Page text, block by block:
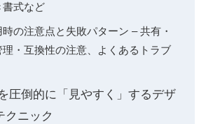
書式など
の注意点と失敗パターン – 共有・
・互換性の注意、よくあるトラブ
圧倒的に「見やすく」するデザ
クニック